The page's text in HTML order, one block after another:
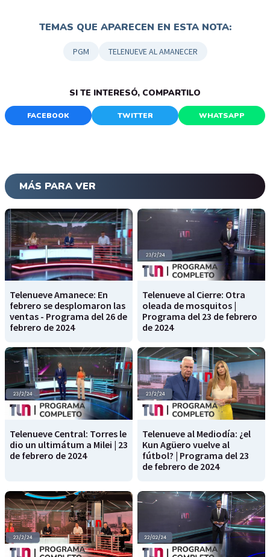
TEMAS QUE APARECEN EN ESTA NOTA:
PGM TELENUEVE AL AMANECER
SI TE INTERESÓ, COMPARTILO
FACEBOOK TWITTER WHATSAPP
MÁS PARA VER
Telenueve Amanece: En
febrero se desplomaron las
ventas - Programa del 26 de
febrero de 2024
Telenueve al Cierre: Otra
oleada de mosquitos |
Programa del 23 de febrero
de 2024
Telenueve Central: Torres le
dio un ultimátum a Milei | 23
de febrero de 2024
Telenueve al Mediodía: ¿el
Kun Agüero vuelve al
fútbol? | Programa del 23
de febrero de 2024